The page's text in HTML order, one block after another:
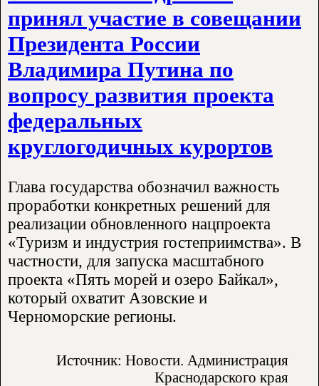
принял участие в совещании
Президента России
Владимира Путина по
вопросу развития проекта
федеральных
круглогодичных курортов
Глава государства обозначил важность
проработки конкретных решений для
реализации обновленного нацпроекта
«Туризм и индустрия гостеприимства». В
частности, для запуска масштабного
проекта «Пять морей и озеро Байкал»,
который охватит Азовские и
Черноморские регионы.
Источник: Новости. Администрация
Краснодарского края